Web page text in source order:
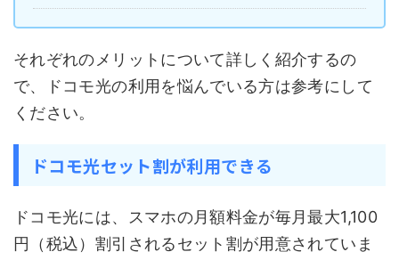
それぞれのメリットについて詳しく紹介するの
で、ドコモ光の利用を悩んでいる方は参考にして
ください。
ドコモ光セット割が利用できる
ドコモ光には、スマホの月額料金が毎月最大1,100
円（税込）割引されるセット割が用意されていま